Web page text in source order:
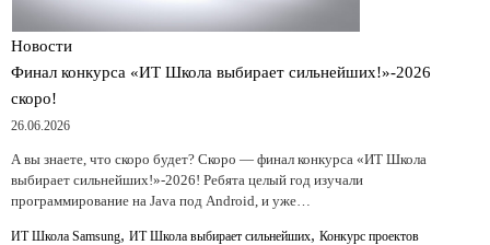
Новости
Финал конкурса «ИТ Школа выбирает сильнейших!»-2026
скоро!
26.06.2026
А вы знаете, что скоро будет? Скоро — финал конкурса «ИТ Школа
выбирает сильнейших!»-2026! Ребята целый год изучали
программирование на Java под Android, и уже…
ИТ Школа Samsung, ИТ Школа выбирает сильнейших, Конкурс проектов